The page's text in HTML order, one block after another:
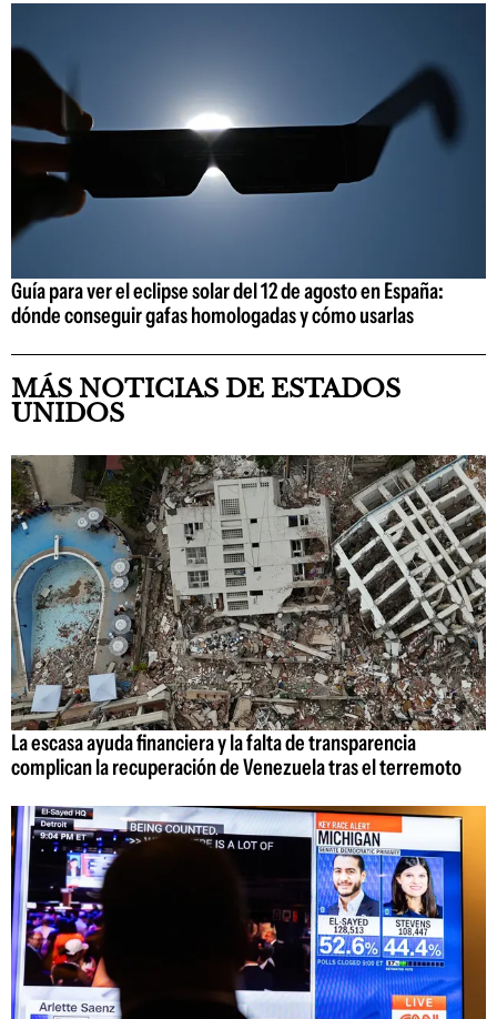
Guía para ver el eclipse solar del 12 de agosto en España:
dónde conseguir gafas homologadas y cómo usarlas
MÁS NOTICIAS DE ESTADOS
UNIDOS
La escasa ayuda financiera y la falta de transparencia
complican la recuperación de Venezuela tras el terremoto